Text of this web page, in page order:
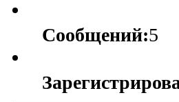
Сообщений:5